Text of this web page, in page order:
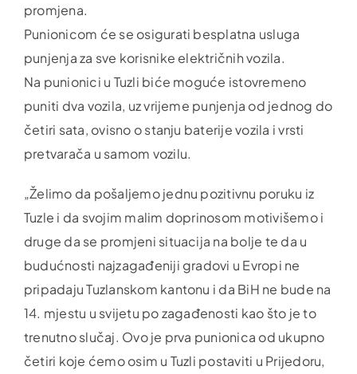
promjena.
Punionicom će se osigurati besplatna usluga
punjenja za sve korisnike električnih vozila.
Na punionici u Tuzli biće moguće istovremeno
puniti dva vozila, uz vrijeme punjenja od jednog do
četiri sata, ovisno o stanju baterije vozila i vrsti
pretvarača u samom vozilu.
„Želimo da pošaljemo jednu pozitivnu poruku iz
Tuzle i da svojim malim doprinosom motivišemo i
druge da se promjeni situacija na bolje te da u
budućnosti najzagađeniji gradovi u Evropi ne
pripadaju Tuzlanskom kantonu i da BiH ne bude na
14. mjestu u svijetu po zagađenosti kao što je to
trenutno slučaj. Ovo je prva punionica od ukupno
četiri koje ćemo osim u Tuzli postaviti u Prijedoru,